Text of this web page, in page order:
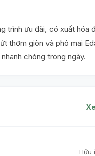
trình ưu đãi, có xuất hóa
thơm giòn và phô mai
chóng trong ngày.
Hữu